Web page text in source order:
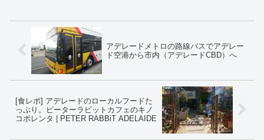
アデレードメトロの路線バスでアデレー
ド空港から市内（アデレードCBD）へ
[食レポ] アデレードのローカルフードた
っぷり。ピーターラビットカフェのキノ
コポレンタ | PETER RABBiT ADELAIDE